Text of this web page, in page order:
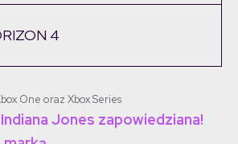
4
One oraz Xbox Series
Jones zapowiedziana!